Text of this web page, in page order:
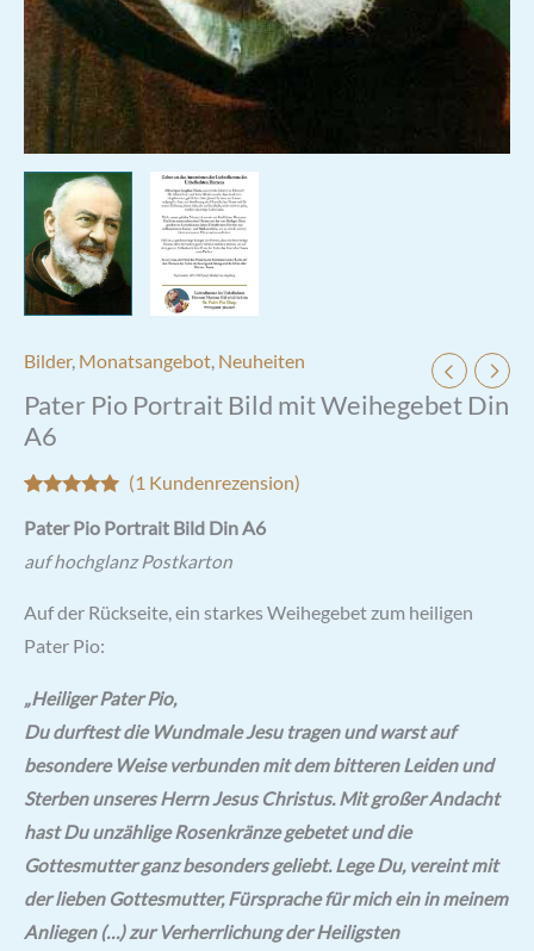
Bilder, Monatsangebot, Neuheiten
Pater Pio Portrait Bild mit Weihegebet Din
A6
5.00von 5,
auf
(1 Kundenrezension)
Pater Pio Portrait Bild Din A6
auf hochglanz Postkarton
Auf der Rückseite, ein starkes Weihegebet zum heiligen
Pater Pio:
„Heiliger Pater Pio,
Du durftest die Wundmale Jesu tragen und warstauf
besondere Weise verbunden mit dem bitteren Leiden und
Sterben unseres Herrn Jesus Christus. Mit großer Andacht
hast Du unzählige Rosenkränze gebetet und die
Gottesmutter ganz besonders geliebt. Lege Du, vereint mit
der lieben Gottesmutter, Fürsprache für mich ein in meinem
Anliegen (…) zur Verherrlichung der Heiligsten